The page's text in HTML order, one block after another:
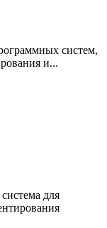
систем,
и...
для